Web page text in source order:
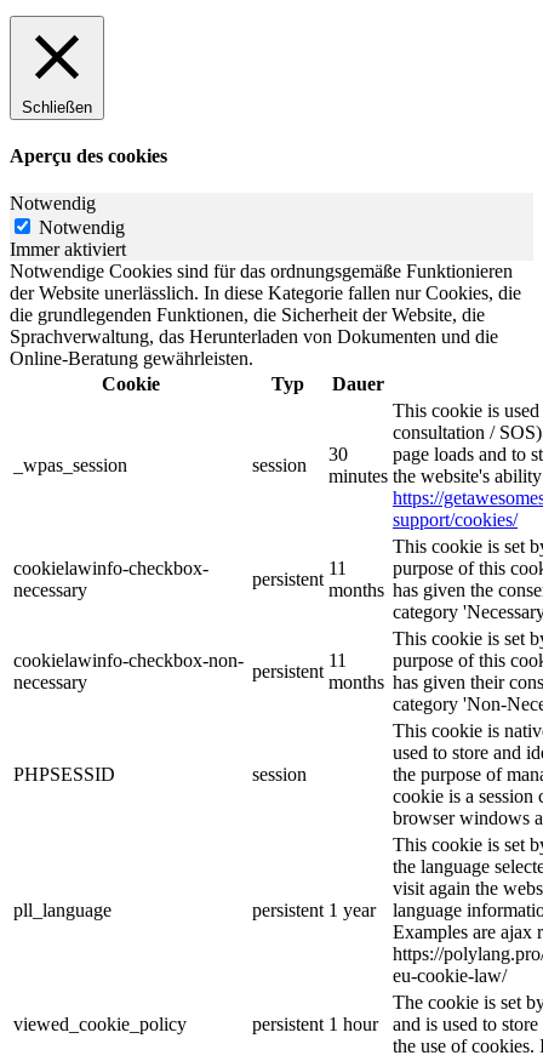
Schließen
Aperçu des cookies
Notwendig
Notwendig
Immer aktiviert
Notwendige Cookies sind für das ordnungsgemäße Funktionieren
der Website unerlässlich. In diese Kategorie fallen nur Cookies, die
die grundlegenden Funktionen, die Sicherheit der Website, die
Sprachverwaltung, das Herunterladen von Dokumenten und die
Online-Beratung gewährleisten.
Cookie
Typ Dauer
_wpas_session session
30
minutes
This cookie is
consultation /
page loads and to
the website's
https://
support/cookies/
cookielawinfo-checkbox-
necessary
persistent
11
months
This cookie is set
purpose of this
has given the
category
cookielawinfo-checkbox-non-
necessary
persistent
11
months
This cookie is set
purpose of this
has given their
category 'Non-
PHPSESSID session
This cookie is
used to store and
the purpose of
cookie is a session
browser windows
pll_language persistent 1 year
This cookie is set
the language
visit again the
language
Examples are ajax
https://
eu-cookie-law/
viewed_cookie_policy persistent 1 hour
The cookie is set
and is used to
the use of cookies.